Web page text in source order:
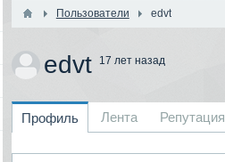
Пользователи edvt
edvt 17 лет назад
Профиль Лента Репутация